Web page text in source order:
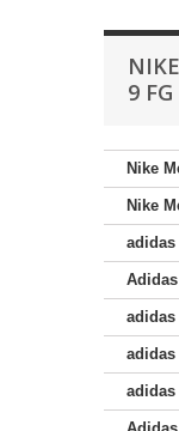
9 FG
Nike
Nike
adidas
adidas
adidas
adidas